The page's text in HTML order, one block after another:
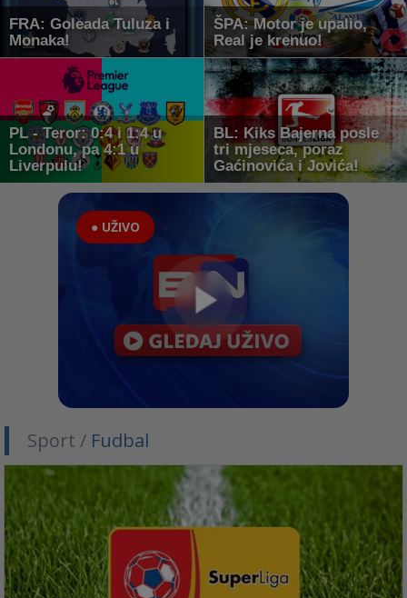
FRA: Goleada Tuluza i
Monaka!
ŠPA: Motor je upalio,
Real je krenuo!
PL - Teror: 0:4 i 1:4 u
Londonu, pa 4:1 u
Liverpulu!
BL: Kiks Bajerna posle
tri mjeseca, poraz
Gaćinovića i Jovića!
● UŽIVO
Sport / Fudbal